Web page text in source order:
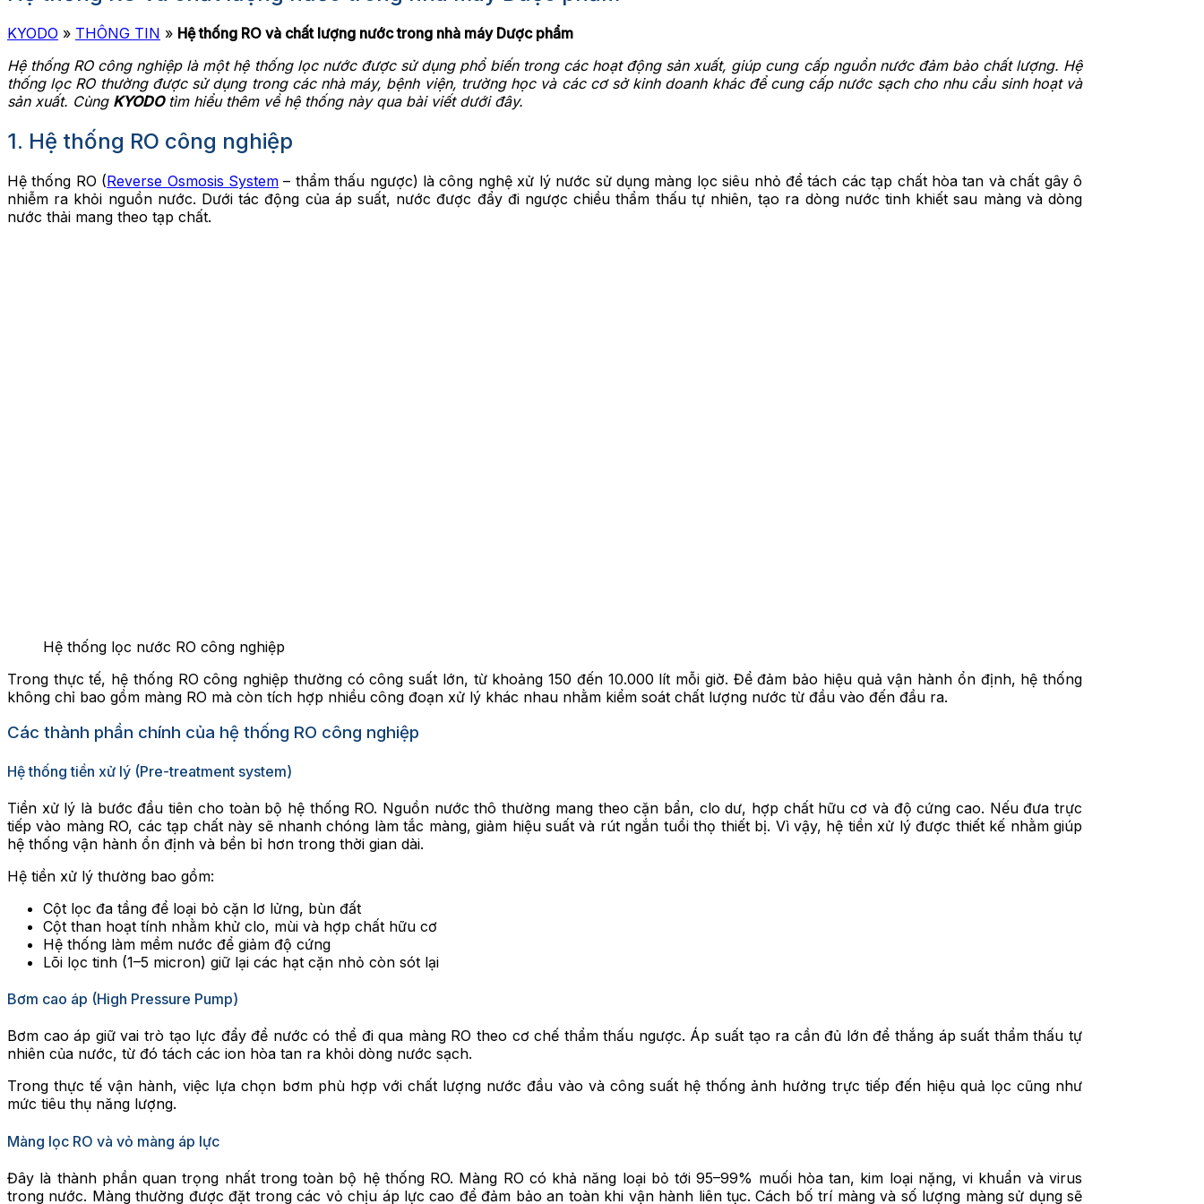
KYODO » THÔNG TIN » Hệ thống RO và chất lượng nước trong nhà máy Dược phẩm
Hệ thống RO công nghiệp là một hệ thống lọc nước được sử dụng phổ biến trong các hoạt động sản xuất, giúp cung cấp nguồn nước đảm bảo chất lượng. Hệ
thống lọc RO thường được sử dụng trong các nhà máy, bệnh viện, trường học và các cơ sở kinh doanh khác để cung cấp nước sạch cho nhu cầu sinh hoạt và
sản xuất. Cùng KYODOtìm hiểu thêm về hệ thống này qua bài viết dưới đây.
1. Hệ thống RO công nghiệp
Hệ thống RO (Reverse Osmosis System – thẩm thấu ngược) là công nghệ xử lý nước sử dụng màng lọc siêu nhỏ để tách các tạp chất hòa tan và chất gây ô
nhiễm ra khỏi nguồn nước. Dưới tác động của áp suất, nước được đẩy đi ngược chiều thẩm thấu tự nhiên, tạo ra dòng nước tinh khiết sau màng và dòng
nước thải mang theo tạp chất.
Hệ thống lọc nước RO công nghiệp
Trong thực tế, hệ thống RO công nghiệp thường có công suất lớn, từ khoảng 150 đến 10.000 lít mỗi giờ. Để đảm bảo hiệu quả vận hành ổn định, hệ thống
không chỉ bao gồm màng RO mà còn tích hợp nhiều công đoạn xử lý khác nhau nhằm kiểm soát chất lượng nước từ đầu vào đến đầu ra.
Các thành phần chính của hệ thống RO công nghiệp
Hệ thống tiền xử lý (Pre-treatment system)
Tiền xử lý là bước đầu tiên cho toàn bộ hệ thống RO. Nguồn nước thô thường mang theo cặn bẩn, clo dư, hợp chất hữu cơ và độ cứng cao. Nếu đưa trực
tiếp vào màng RO, các tạp chất này sẽ nhanh chóng làm tắc màng, giảm hiệu suất và rút ngắn tuổi thọ thiết bị. Vì vậy, hệ tiền xử lý được thiết kế nhằm giúp
hệ thống vận hành ổn định và bền bỉ hơn trong thời gian dài.
Hệ tiền xử lý thường bao gồm:
Cột lọc đa tầng để loại bỏ cặn lơ lửng, bùn đất
Cột than hoạt tính nhằm khử clo, mùi và hợp chất hữu cơ
Hệ thống làm mềm nước để giảm độ cứng
Lõi lọc tinh (1–5 micron) giữ lại các hạt cặn nhỏ còn sót lại
Bơm cao áp (High Pressure Pump)
Bơm cao áp giữ vai trò tạo lực đẩy để nước có thể đi qua màng RO theo cơ chế thẩm thấu ngược. Áp suất tạo ra cần đủ lớn để thắng áp suất thẩm thấu tự
nhiên của nước, từ đó tách các ion hòa tan ra khỏi dòng nước sạch.
Trong thực tế vận hành, việc lựa chọn bơm phù hợp với chất lượng nước đầu vào và công suất hệ thống ảnh hưởng trực tiếp đến hiệu quả lọc cũng như
mức tiêu thụ năng lượng.
Màng lọc RO và vỏ màng áp lực
Đây là thành phần quan trọng nhất trong toàn bộ hệ thống RO. Màng RO có khả năng loại bỏ tới 95–99% muối hòa tan, kim loại nặng, vi khuẩn và virus
trong nước. Màng thường được đặt trong các vỏ chịu áp lực cao để đảm bảo an toàn khi vận hành liên tục. Cách bố trí màng và số lượng màng sử dụng sẽ